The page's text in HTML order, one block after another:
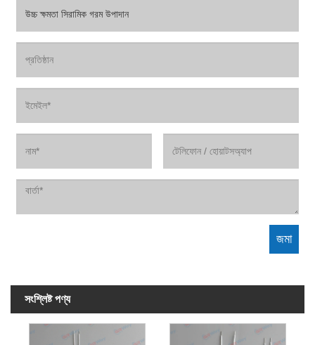
সংশ্লিষ্ট পণ্য